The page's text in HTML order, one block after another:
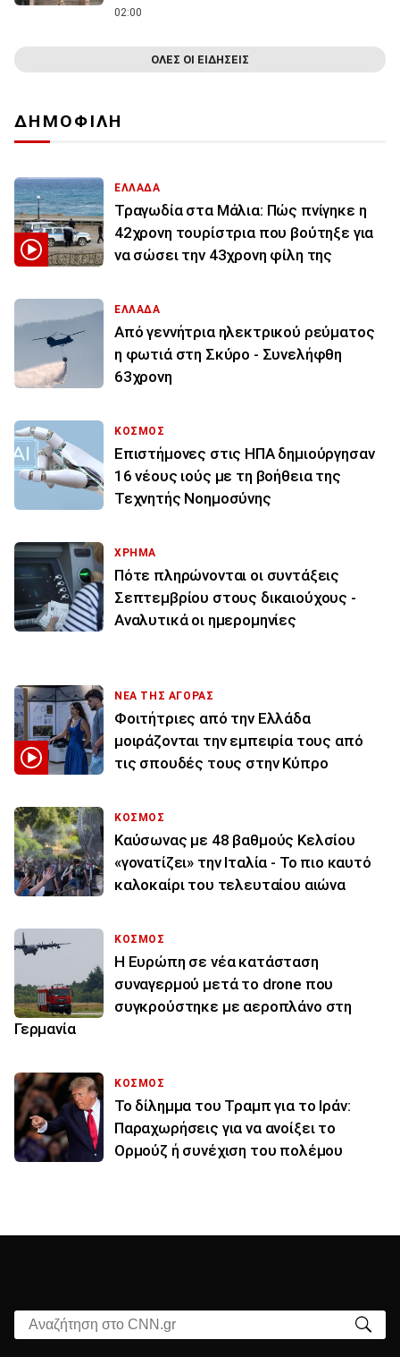
02:00
ΟΛΕΣ ΟΙ ΕΙΔΗΣΕΙΣ
ΔΗΜΟΦΙΛΗ
ΕΛΛΑΔΑ
Τραγωδία στα Μάλια: Πώς πνίγηκε η
42χρονη τουρίστρια που βούτηξε για
να σώσει την 43χρονη φίλη της
ΕΛΛΑΔΑ
Από γεννήτρια ηλεκτρικού ρεύματος
η φωτιά στη Σκύρο - Συνελήφθη
63χρονη
ΚΟΣΜΟΣ
Επιστήμονες στις ΗΠΑ δημιούργησαν
16 νέους ιούς με τη βοήθεια της
Τεχνητής Νοημοσύνης
ΧΡΗΜΑ
Πότε πληρώνονται οι συντάξεις
Σεπτεμβρίου στους δικαιούχους -
Αναλυτικά οι ημερομηνίες
ΝΕΑ ΤΗΣ ΑΓΟΡΑΣ
Φοιτήτριες από την Ελλάδα
μοιράζονται την εμπειρία τους από
τις σπουδές τους στην Κύπρο
ΚΟΣΜΟΣ
Καύσωνας με 48 βαθμούς Κελσίου
«γονατίζει» την Ιταλία - Το πιο καυτό
καλοκαίρι του τελευταίου αιώνα
ΚΟΣΜΟΣ
Η Ευρώπη σε νέα κατάσταση
συναγερμού μετά το drone που
συγκρούστηκε με αεροπλάνο στη
Γερμανία
ΚΟΣΜΟΣ
Το δίλημμα του Τραμπ για το Ιράν:
Παραχωρήσεις για να ανοίξει το
Ορμούζ ή συνέχιση του πολέμου
Αναζήτηση στο CNN.gr